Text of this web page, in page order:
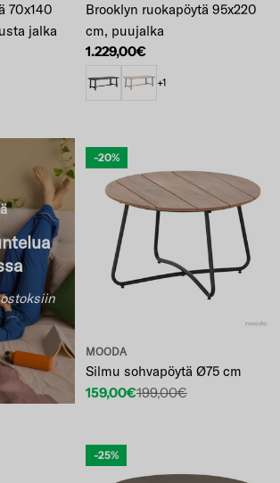
70x140
jalka
Brooklyn ruokapöytä 95x220
cm, puujalka
Normaalihinta
1.229,00€
+1
-20%
MOODA
Silmu sohvapöytä Ø75 cm
Etuhinta
159,00€
Normaalihinta
199,00€
-25%